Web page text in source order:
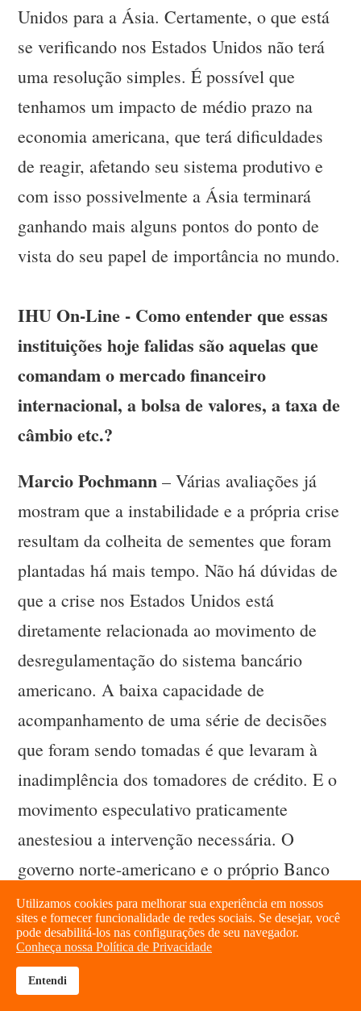
Unidos para a Ásia. Certamente, o que está
se verificando nos Estados Unidos não terá
uma resolução simples. É possível que
tenhamos um impacto de médio prazo na
economia americana, que terá dificuldades
de reagir, afetando seu sistema produtivo e
com isso possivelmente a Ásia terminará
ganhando mais alguns pontos do ponto de
vista do seu papel de importância no mundo.
IHU On-Line - Como entender que essas
instituições hoje falidas são aquelas que
comandam o mercado financeiro
internacional, a bolsa de valores, a taxa de
câmbio etc.?
Marcio Pochmann – Várias avaliações já
mostram que a instabilidade e a própria crise
resultam da colheita de sementes que foram
plantadas há mais tempo. Não há dúvidas de
que a crise nos Estados Unidos está
diretamente relacionada ao movimento de
desregulamentação do sistema bancário
americano. A baixa capacidade de
acompanhamento de uma série de decisões
que foram sendo tomadas é que levaram à
inadimplência dos tomadores de crédito. E o
movimento especulativo praticamente
anestesiou a intervenção necessária. O
governo norte-americano e o próprio Banco
Central tomaram decisões importantes diante
da crise manifestada, e se perdeu justamente
a capacidade de regulação. Agora
possivelmente estamos vivendo num
brightness_high
Utilizamos cookies para melhorar sua experiência em nossos
sites e fornecer funcionalidade de redes sociais. Se desejar, você
pode desabilitá-los nas configurações de seu navegador.
Conheça nossa Política de Privacidade
Entendi